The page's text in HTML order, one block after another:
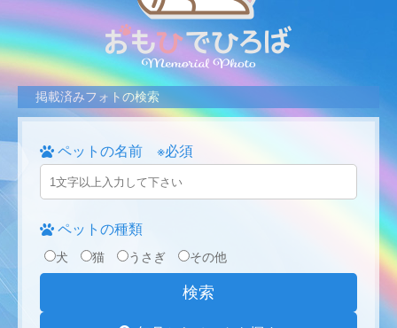
掲載済みフォトの検索
ペットの名前 ※必須
ペットの種類
犬 猫 うさぎ その他